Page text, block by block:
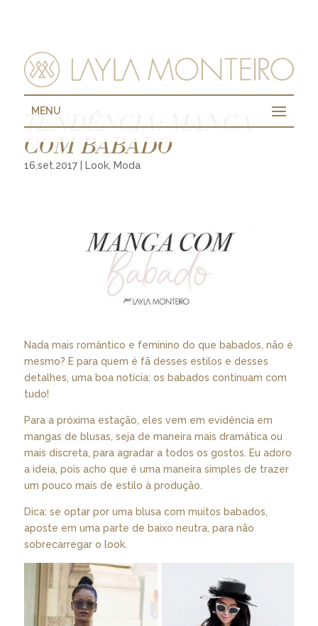
MENU
TENDÊNCIA: MANGA
COM BABADO
16.set.2017| Look, Moda
Nada mais romântico e feminino do que babados, não é
mesmo? E para quem é fã desses estilos e desses
detalhes, uma boa notícia: os babados continuam com
tudo!
Para a próxima estação, eles vem em evidência em
mangas de blusas, seja de maneira mais dramática ou
mais discreta, para agradar a todos os gostos. Eu adoro
a ideia, pois acho que é uma maneira simples de trazer
um pouco mais de estilo à produção.
Dica: se optar por uma blusa com muitos babados,
aposte em uma parte de baixo neutra, para não
sobrecarregar o look.